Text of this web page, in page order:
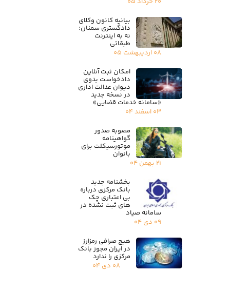
بیانیه کانون وکلای
دادگستری سمنان؛
نه به اینترنت
طبقاتی
۰۸ اردیبهشت ۰۵
امکان ثبت آنلاین
دادخواست بدوی
دیوان عدالت اداری
در نسخه جدید
«سامانه خدمات قضایی»
۰۳ اسفند ۰۴
مصوبه صدور
گواهینامه
موتورسیکلت برای
بانوان
۲۱ بهمن ۰۴
بخشنامه جدید
بانک مرکزی درباره
بی اعتباری چک
های ثبت نشده در
سامانه صیاد
۰۹ دی ۰۴
هیچ صرافی رمزارز
در ایران مجوز بانک
مرکزی را ندارد
۰۸ دی ۰۴